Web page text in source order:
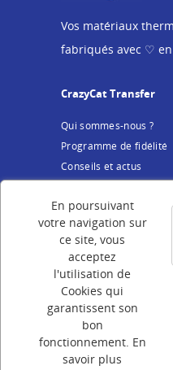
Vos matériaux
fabriqués avec ♡
CrazyCat Transfer
Qui sommes-nous ?
Programme de fidélité
Conseils et actus
Mentions légales
Conditions Générales
Politique de
Cookies
Votre compte
Connexion
En poursuivant
votre navigation sur
ce site, vous
acceptez
l'utilisation de
Cookies qui
garantissent son
bon
fonctionnement. En
savoir plus